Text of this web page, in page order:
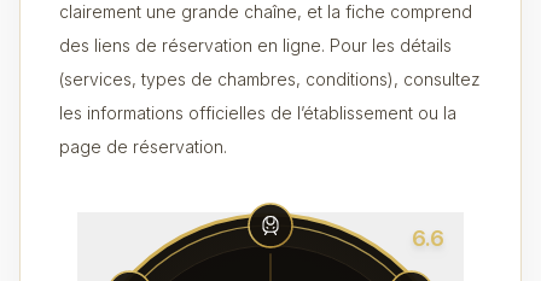
clairement une grande chaîne, et la fiche comprend
des liens de réservation en ligne. Pour les détails
(services, types de chambres, conditions), consultez
les informations officielles de l’établissement ou la
page de réservation.
6.6